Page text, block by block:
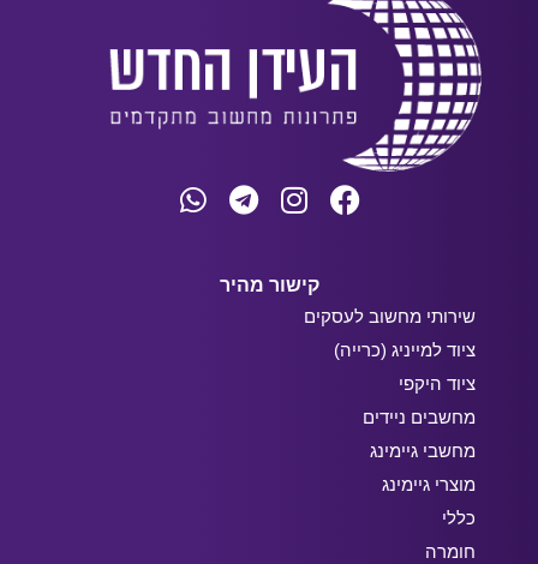
קישור מהיר
שירותי מחשוב לעסקים
ציוד למייניג (כרייה)
ציוד היקפי
מחשבים ניידים
מחשבי גיימינג
מוצרי גיימינג
כללי
חומרה